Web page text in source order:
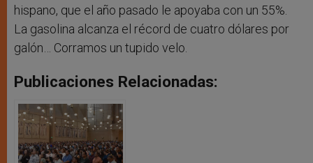
hispano, que el año pasado le apoyaba con un 55%.
La gasolina alcanza el récord de cuatro dólares por
galón… Corramos un tupido velo.
Publicaciones Relacionadas: